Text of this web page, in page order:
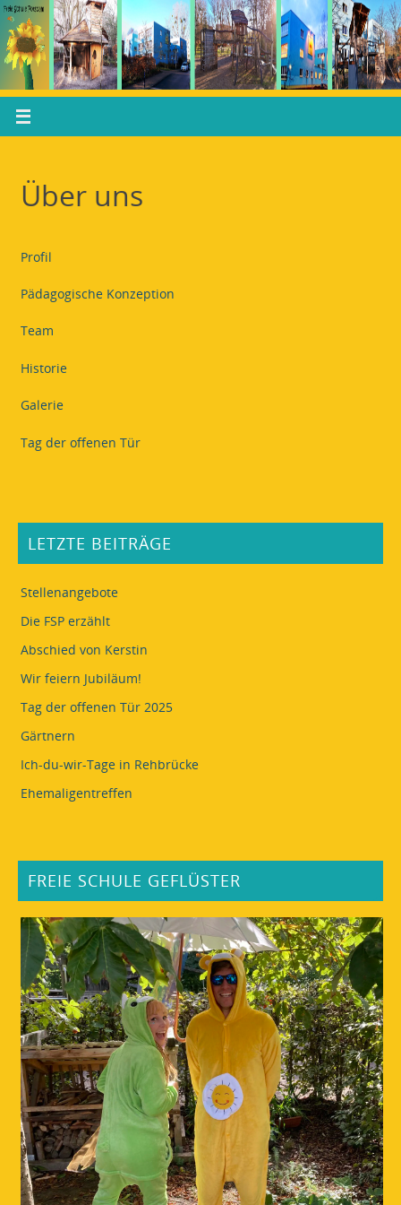
Über uns
Profil
Pädagogische Konzeption
Team
Historie
Galerie
Tag der offenen Tür
LETZTE BEITRÄGE
Stellenangebote
Die FSP erzählt
Abschied von Kerstin
Wir feiern Jubiläum!
Tag der offenen Tür 2025
Gärtnern
Ich-du-wir-Tage in Rehbrücke
Ehemaligentreffen
FREIE SCHULE GEFLÜSTER